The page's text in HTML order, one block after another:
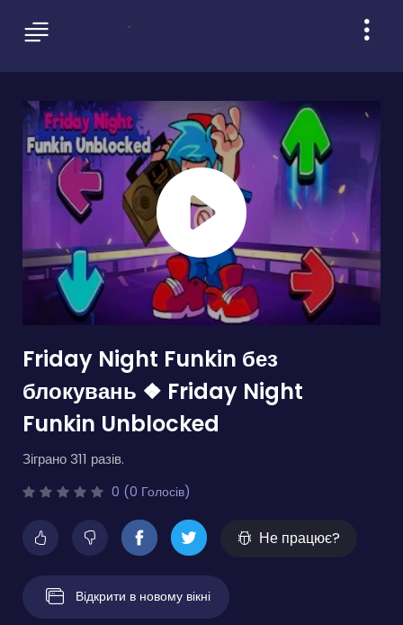
Friday Night Funkin без
блокувань ❖ Friday Night
Funkin Unblocked
Зіграно 311 разів.
0 (0 Голосів)
Не працює?
Відкрити в новому вікні